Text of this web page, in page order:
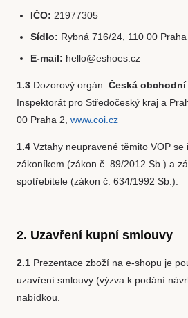
IČO: 21977305
Sídlo: Rybná 716/24, 110 00 Praha
E-mail: hello@eshoes.cz
1.3 Dozorový orgán: Česká obchodní
Inspektorát pro Středočeský kraj a
00 Praha 2, www.coi.cz
1.4 Vztahy neupravené těmito VOP se
zákoníkem (zákon č. 89/2012 Sb.) a
spotřebitele (zákon č. 634/1992 Sb.).
2. Uzavření kupní smlouvy
2.1 Prezentace zboží na e-shopu je
uzavření smlouvy (výzva k podání
nabídkou.